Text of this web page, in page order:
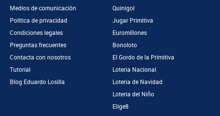
Medios de comunicación
Política de privacidad
Condiciones legales
Preguntas frecuentes
Contacta con nosotros
Tutorial
Blog Eduardo Losilla
Quinigol
Jugar Primitiva
Euromillones
Bonoloto
El Gordo de la Primitiva
Loteria Nacional
Loteria de Navidad
Loteria del Niño
Elige8